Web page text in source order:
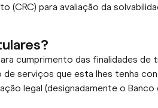
(CRC) para avaliação da
cumprimento das finalidades
serviços que esta lhes tenha
legal (designadamente o